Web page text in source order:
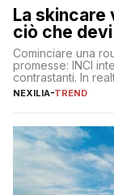
La
ciò che
Cominciare una
promesse: INCI
contrastanti. In
detersione
tutto il resto. […]
NEXILIA-TREND